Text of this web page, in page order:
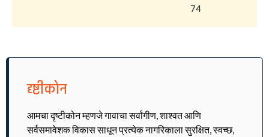
74
दृष्टीकोन
आमचा दृष्टीकोन म्हणजे गावाचा सर्वांगीण, शाश्वत आणि
सर्वसमावेशक विकास साधून प्रत्येक नागरिकाला सुरक्षित, स्वच्छ,